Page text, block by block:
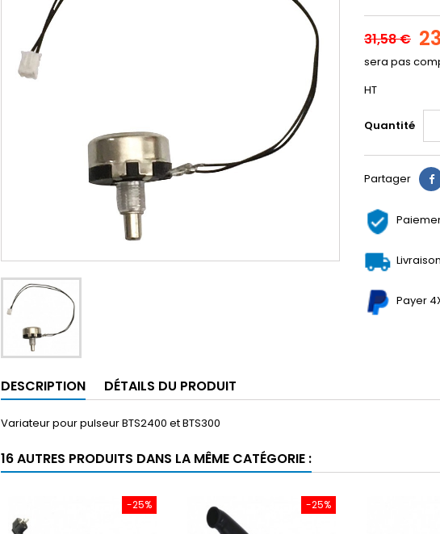
31,58 €
sera pas
HT
Quantité
Partager
Payer
DESCRIPTION DÉTAILS DU PRODUIT
Variateur pour pulseur BTS2400 et BTS300
16 AUTRES PRODUITS DANS LA MÊME CATÉGORIE :
-25% -25%